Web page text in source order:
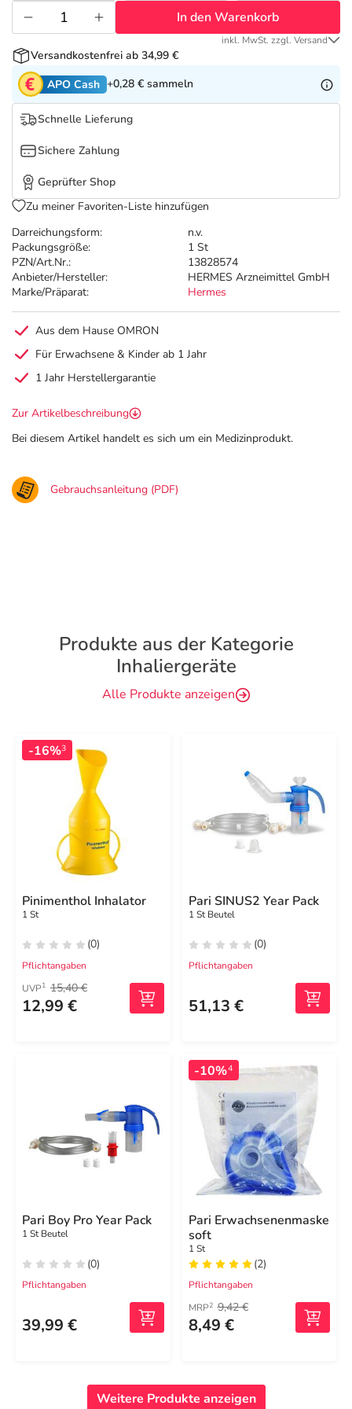
Tierapotheke
Vitamine & Mineralstoffe
Salus Deals
Darreichungsform:
n.v.
Packungsgröße:
1 St
PZN/Art.Nr.:
13828574
Anbieter/Hersteller:
HERMES Arzneimittel GmbH
Marke/Präparat:
Hermes
In den Warenkorb
inkl. MwSt. zzgl. Versand
Versandkostenfrei ab 34,99 €
APO Cash +0,28 € sammeln
Schnelle Lieferung
Sichere Zahlung
Geprüfter Shop
Zu meiner Favoriten-Liste hinzufügen
Aus dem Hause OMRON
Für Erwachsene & Kinder ab 1 Jahr
1 Jahr Herstellergarantie
Zur Artikelbeschreibung
Bei diesem Artikel handelt es sich um ein Medizinprodukt.
Gebrauchsanleitung (PDF)
Produkte aus der Kategorie
Inhaliergeräte
Alle Produkte anzeigen
-16%3
Pinimenthol Inhalator
1 St
(0)
Pflichtangaben
UVP1 15,40 €
12,99 €
Pari SINUS2 Year Pack
1 St Beutel
(0)
Pflichtangaben
51,13 €
Pari Boy Pro Year Pack
1 St Beutel
(0)
Pflichtangaben
39,99 €
-10%4
Pari Erwachsenenmaske
soft
1 St
(2)
Pflichtangaben
MRP2 9,42 €
8,49 €
Weitere Produkte anzeigen